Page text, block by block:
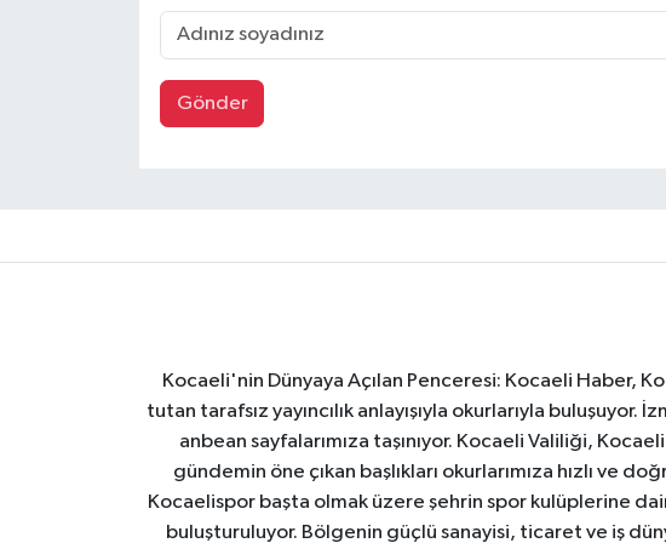
Gönder
Kocaeli'nin Dünyaya Açılan Penceresi: Kocaeli Haber,
tutan tarafsız yayıncılık anlayışıyla okurlarıyla
anbean sayfalarımıza taşınıyor. Kocaeli Valiliği,
gündemin öne çıkan başlıkları okurlarımıza hızlı ve
Kocaelispor başta olmak üzere şehrin spor kulüplerine
buluşturuluyor. Bölgenin güçlü sanayisi, ticaret ve iş